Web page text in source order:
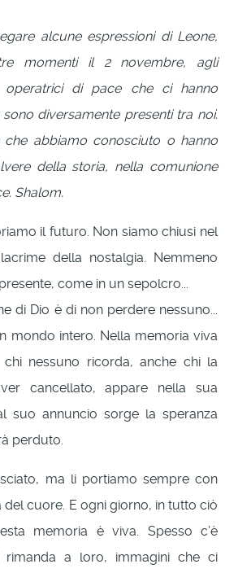
alcune espressioni di Leone,
momenti il 2 novembre, agli
di pace che ci hanno
diversamente presenti tra noi.
abbiamo conosciuto o hanno
della storia, nella comunione
Shalom.
il futuro. Non siamo chiusi nel
della nostalgia. Nemmeno
come in un sepolcro...
di Dio è di non perdere nessuno...
mondo intero. Nella memoria viva
nessuno ricorda, anche chi la
cancellato, appare nella sua
suo annuncio sorge la speranza
perduto.
ma li portiamo sempre con
del cuore. E ogni giorno, in tutto ciò
memoria è viva. Spesso c’è
a loro, immagini che ci